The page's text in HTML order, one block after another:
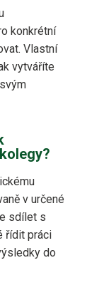
konkrétní
Vlastní
vytváříte
v určené
sdílet s
řídit práci
do